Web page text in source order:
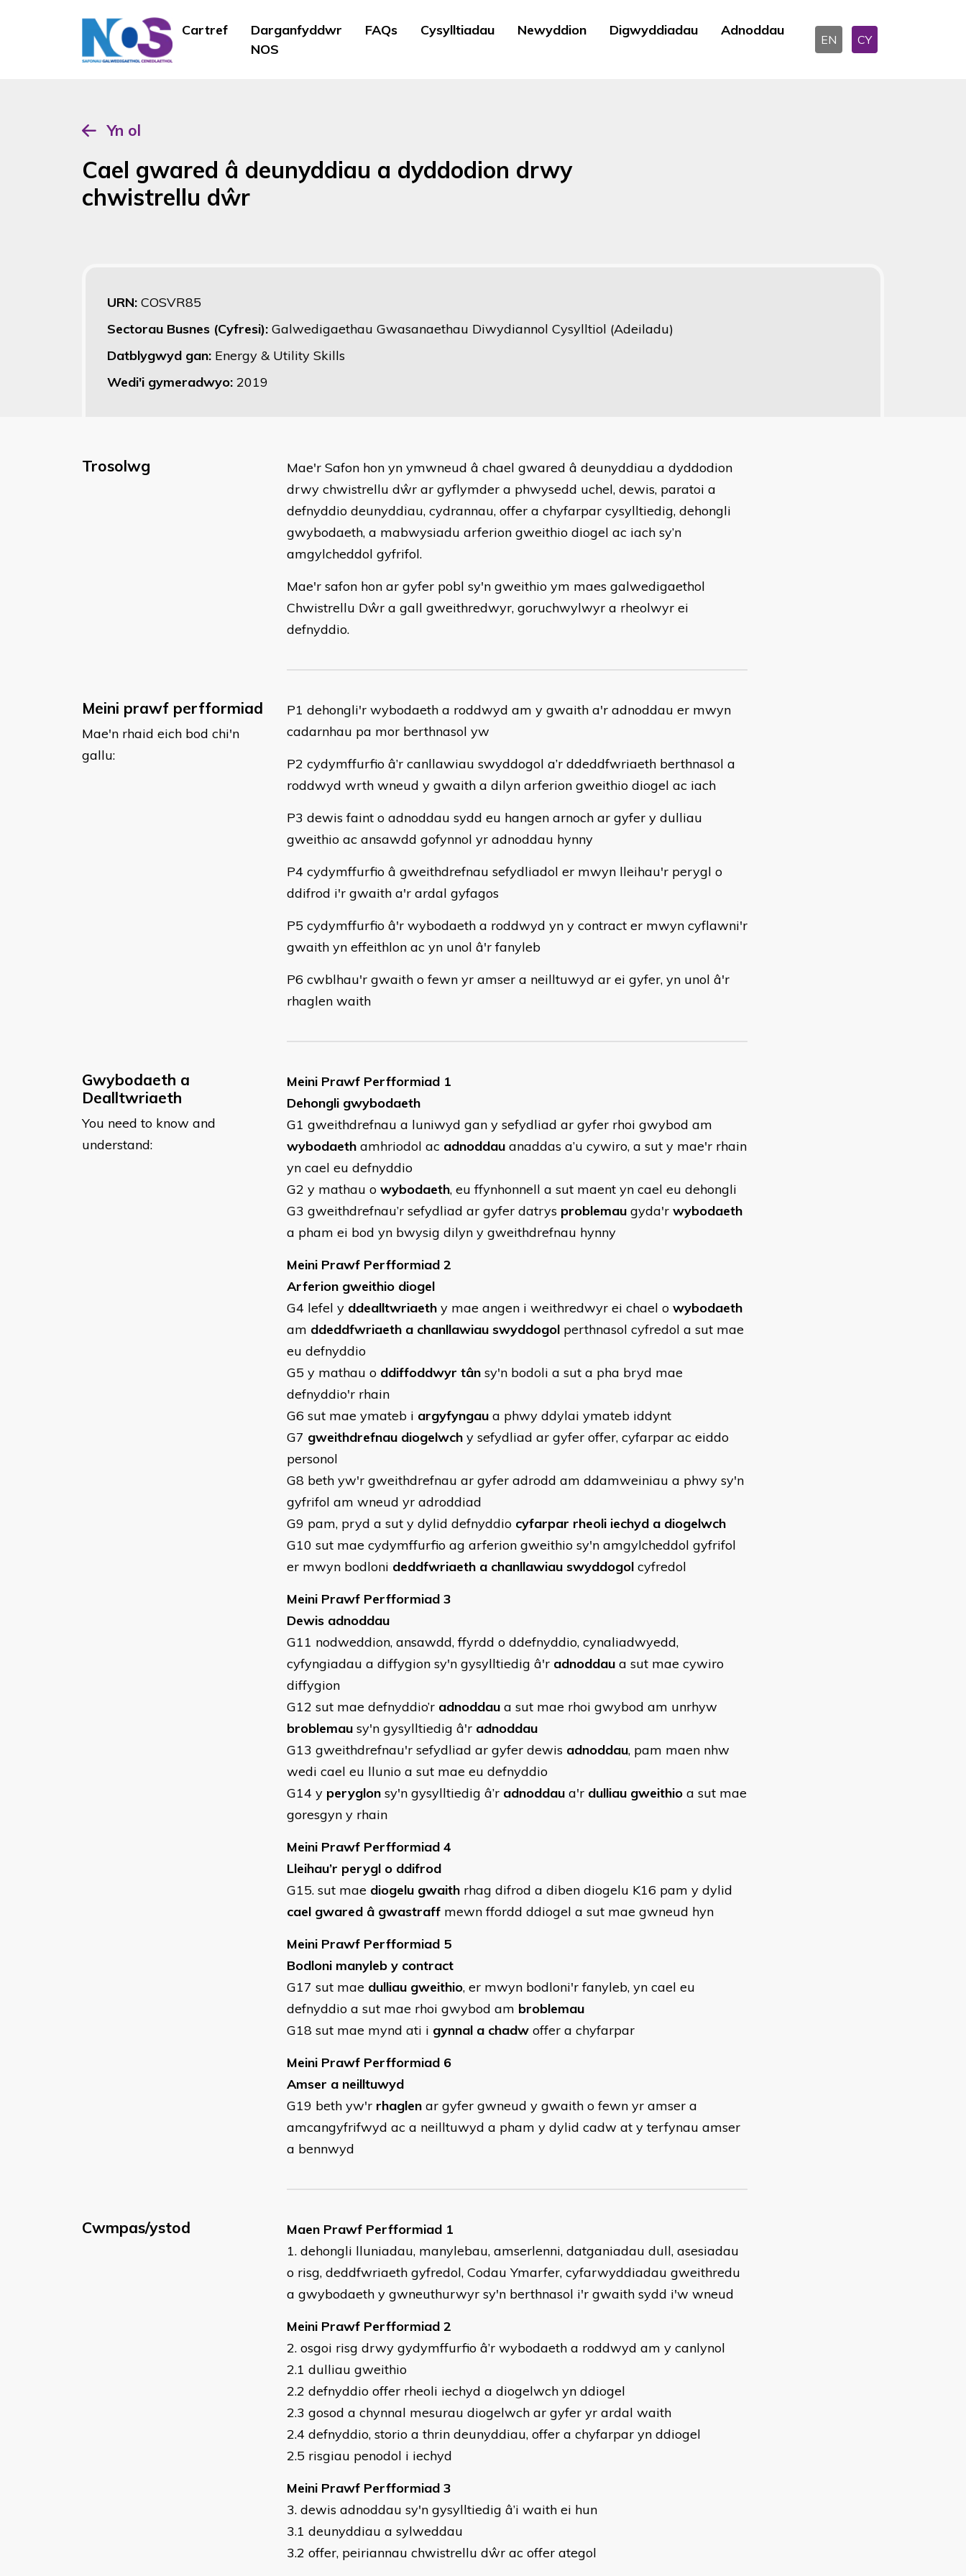
Cartref
Darganfyddwr
NOS
FAQs Cysylltiadau Newyddion Digwyddiadau Adnoddau
EN CY
Yn ol
Cael gwared â deunyddiau a dyddodion drwy
chwistrellu dŵr
URN: COSVR85
Sectorau Busnes (Cyfresi): Galwedigaethau Gwasanaethau Diwydiannol Cysylltiol (Adeiladu)
Datblygwyd gan: Energy & Utility Skills
Wedi'i gymeradwyo: 2019
Trosolwg
Mae'r Safon hon yn ymwneud â chael gwared â deunyddiau a dyddodion
drwy chwistrellu dŵr ar gyflymder a phwysedd uchel, dewis, paratoi a
defnyddio deunyddiau, cydrannau, offer a chyfarpar cysylltiedig, dehongli
gwybodaeth, a mabwysiadu arferion gweithio diogel ac iach sy’n
amgylcheddol gyfrifol.
Mae'r safon hon ar gyfer pobl sy'n gweithio ym maes galwedigaethol
Chwistrellu Dŵr a gall gweithredwyr, goruchwylwyr a rheolwyr ei
defnyddio.
Meini prawf perfformiad
Mae'n rhaid eich bod chi'n
gallu:
​P1 dehongli'r wybodaeth a roddwyd am y gwaith a'r adnoddau er mwyn
cadarnhau pa mor berthnasol yw
P2 cydymffurfio â’r canllawiau swyddogol a’r ddeddfwriaeth berthnasol a
roddwyd wrth wneud y gwaith a dilyn arferion gweithio diogel ac iach
P3 dewis faint o adnoddau sydd eu hangen arnoch ar gyfer y dulliau
gweithio ac ansawdd gofynnol yr adnoddau hynny
P4 cydymffurfio â gweithdrefnau sefydliadol er mwyn lleihau'r perygl o
ddifrod i'r gwaith a'r ardal gyfagos
P5 cydymffurfio â'r wybodaeth a roddwyd yn y contract er mwyn cyflawni'r
gwaith yn effeithlon ac yn unol â'r fanyleb
P6 cwblhau'r gwaith o fewn yr amser a neilltuwyd ar ei gyfer, yn unol â'r
rhaglen waith
Gwybodaeth a
Dealltwriaeth
You need to know and
understand:
Meini Prawf Perfformiad 1
Dehongli gwybodaeth
G1 gweithdrefnau a luniwyd gan y sefydliad ar gyfer rhoi gwybod am
wybodaeth amhriodol ac adnoddau anaddas a’u cywiro, a sut y mae'r rhain
yn cael eu defnyddio
G2 y mathau o wybodaeth, eu ffynhonnell a sut maent yn cael eu dehongli
G3 gweithdrefnau’r sefydliad ar gyfer datrys problemau gyda'r wybodaeth
a pham ei bod yn bwysig dilyn y gweithdrefnau hynny
Meini Prawf Perfformiad 2
Arferion gweithio diogel
G4 lefel y ddealltwriaeth y mae angen i weithredwyr ei chael o wybodaeth
am ddeddfwriaeth a chanllawiau swyddogol perthnasol cyfredol a sut mae
eu defnyddio
G5 y mathau o ddiffoddwyr tân sy'n bodoli a sut a pha bryd mae
defnyddio'r rhain
G6 sut mae ymateb i argyfyngau a phwy ddylai ymateb iddynt
G7 gweithdrefnau diogelwch y sefydliad ar gyfer offer, cyfarpar ac eiddo
personol
G8 beth yw'r gweithdrefnau ar gyfer adrodd am ddamweiniau a phwy sy'n
gyfrifol am wneud yr adroddiad
G9 pam, pryd a sut y dylid defnyddio cyfarpar rheoli iechyd a diogelwch
G10 sut mae cydymffurfio ag arferion gweithio sy'n amgylcheddol gyfrifol
er mwyn bodloni deddfwriaeth a chanllawiau swyddogol cyfredol
Meini Prawf Perfformiad 3
Dewis adnoddau
G11 nodweddion, ansawdd, ffyrdd o ddefnyddio, cynaliadwyedd,
cyfyngiadau a diffygion sy'n gysylltiedig â'r adnoddau a sut mae cywiro
diffygion
G12 sut mae defnyddio’r adnoddau a sut mae rhoi gwybod am unrhyw
broblemau sy'n gysylltiedig â'r adnoddau
G13 gweithdrefnau'r sefydliad ar gyfer dewis adnoddau, pam maen nhw
wedi cael eu llunio a sut mae eu defnyddio
G14 y peryglon sy'n gysylltiedig â’r adnoddau a'r dulliau gweithio a sut mae
goresgyn y rhain
Meini Prawf Perfformiad 4
Lleihau’r perygl o ddifrod
G15. sut mae diogelu gwaith rhag difrod a diben diogelu K16 pam y dylid
cael gwared â gwastraff mewn ffordd ddiogel a sut mae gwneud hyn
Meini Prawf Perfformiad 5
Bodloni manyleb y contract
G17 sut mae dulliau gweithio, er mwyn bodloni'r fanyleb, yn cael eu
defnyddio a sut mae rhoi gwybod am broblemau
G18 sut mae mynd ati i gynnal a chadw offer a chyfarpar
Meini Prawf Perfformiad 6
Amser a neilltuwyd
G19 beth yw'r rhaglen ar gyfer gwneud y gwaith o fewn yr amser a
amcangyfrifwyd ac a neilltuwyd a pham y dylid cadw at y terfynau amser
a bennwyd
Cwmpas/ystod
Maen Prawf Perfformiad 1
1. dehongli lluniadau, manylebau, amserlenni, datganiadau dull, asesiadau
o risg, deddfwriaeth gyfredol, Codau Ymarfer, cyfarwyddiadau gweithredu
a gwybodaeth y gwneuthurwyr sy'n berthnasol i'r gwaith sydd i'w wneud
Meini Prawf Perfformiad 2
2. osgoi risg drwy gydymffurfio â’r wybodaeth a roddwyd am y canlynol
2.1 dulliau gweithio
2.2 defnyddio offer rheoli iechyd a diogelwch yn ddiogel
2.3 gosod a chynnal mesurau diogelwch ar gyfer yr ardal waith
2.4 defnyddio, storio a thrin deunyddiau, offer a chyfarpar yn ddiogel
2.5 risgiau penodol i iechyd
Meini Prawf Perfformiad 3
3. dewis adnoddau sy'n gysylltiedig â’i waith ei hun
3.1 deunyddiau a sylweddau
3.2 offer, peiriannau chwistrellu dŵr ac offer ategol